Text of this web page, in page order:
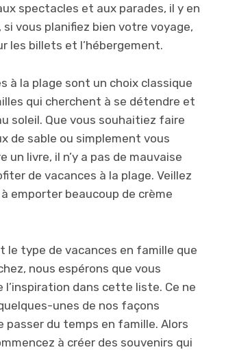
spectacles et aux parades, il y en
vous planifiez bien votre voyage,
les billets et l’hébergement.
à la plage sont un choix classique
qui cherchent à se détendre et
soleil. Que vous souhaitiez faire
de sable ou simplement vous
un livre, il n’y a pas de mauvaise
de vacances à la plage. Veillez
emporter beaucoup de crème
le type de vacances en famille que
nous espérons que vous
l’inspiration dans cette liste. Ce ne
unes de nos façons
passer du temps en famille. Alors
à créer des souvenirs qui